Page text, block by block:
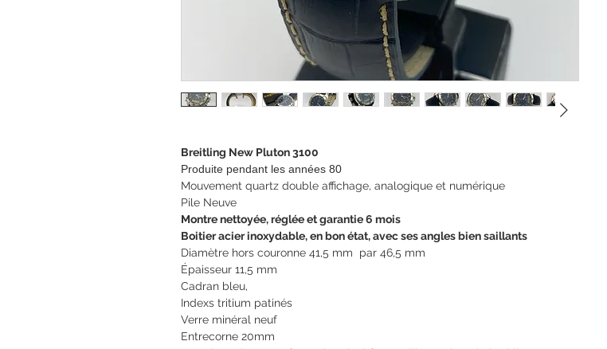
Breitling New Pluton 3100
Produite pendant les années 80
Mouvement quartz double affichage, analogique et numérique
Pile Neuve
Montre nettoyée, réglée et garantie 6 mois
Boitier acier inoxydable, en bon état, avec ses angles bien saillants
Diamètre hors couronne 41,5 mm par 46,5 mm
Épaisseur 11,5 mm
Cadran bleu,
Indexs tritium patinés
Verre minéral neuf
Entrecorne 20mm